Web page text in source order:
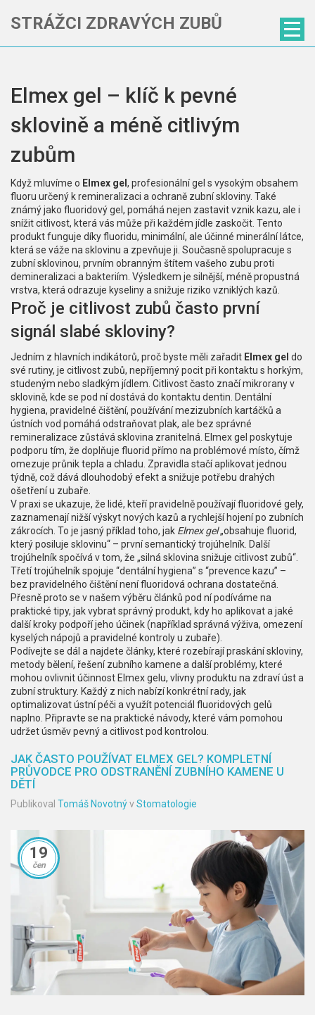
STRÁŽCI ZDRAVÝCH ZUBŮ
Elmex gel – klíč k pevné
sklovině a méně citlivým
zubům
Když mluvíme o Elmex gel , profesionální gel s vysokým obsahem
fluoru určený k remineralizaci a ochraně zubní skloviny. Také
známý jako fluoridový gel , pomáhá nejen zastavit vznik kazu, ale i
snížit citlivost, která vás může při každém jídle zaskočit. Tento
produkt funguje díkyfluoridu, minimální, ale účinné minerální látce,
která se váže na sklovinu a zpevňuje ji . Současně spolupracuje s
zubní sklovinou, prvním obranným štítem vašeho zubu proti
demineralizaci a bakteriím . Výsledkem je silnější, méně propustná
vrstva, která odrazuje kyseliny a snižuje riziko vzniklých kazů.
Proč je citlivost zubů často první
signál slabé skloviny?
Jedním z hlavních indikátorů, proč byste měli zařadit Elmex gel do
své rutiny, je citlivost zubů, nepříjemný pocit při kontaktu s horkým,
studeným nebo sladkým jídlem . Citlivost často značí mikrorany v
sklovině, kde se pod ní dostává do kontaktu dentin. Dentální
hygiena, pravidelné čištění, používání mezizubních kartáčků a
ústních vod pomáhá odstraňovat plak, ale bez správné
remineralizace zůstává sklovina zranitelná. Elmex gel poskytuje
podporu tím, že doplňuje fluorid přímo na problémové místo, čímž
omezuje průnik tepla a chladu. Zpravidla stačí aplikovat jednou
týdně, což dává dlouhodobý efekt a snižuje potřebu drahých
ošetření u zubaře.
V praxi se ukazuje, že lidé, kteří pravidelně používají fluoridové gely,
zaznamenají nižší výskyt nových kazů a rychlejší hojení po zubních
zákrocích. To je jasný příklad toho, jak Elmex gel„obsahuje fluorid,
který posiluje sklovinu“ – první semantický trojúhelník. Další
trojúhelník spočívá v tom, že „silná sklovina snižuje citlivost zubů“.
Třetí trojúhelník spojuje “dentální hygiena” s “prevence kazu” –
bez pravidelného čištění není fluoridová ochrana dostatečná.
Přesně proto se v našem výběru článků pod ní podíváme na
praktické tipy, jak vybrat správný produkt, kdy ho aplikovat a jaké
další kroky podpoří jeho účinek (například správná výživa, omezení
kyselých nápojů a pravidelné kontroly u zubaře).
Podívejte se dál a najdete články, které rozebírají praskání skloviny,
metody bělení, řešení zubního kamene a další problémy, které
mohou ovlivnit účinnost Elmex gelu, vlivny produktu na zdraví úst a
zubní struktury. Každý z nich nabízí konkrétní rady, jak
optimalizovat ústní péči a využít potenciál fluoridových gelů
naplno. Připravte se na praktické návody, které vám pomohou
udržet úsměv pevný a citlivost pod kontrolou.
JAK ČASTO POUŽÍVAT ELMEX GEL? KOMPLETNÍ
PRŮVODCE PRO ODSTRANĚNÍ ZUBNÍHO KAMENE U
DĚTÍ
Publikoval Tomáš NovotnývStomatologie
19
čen